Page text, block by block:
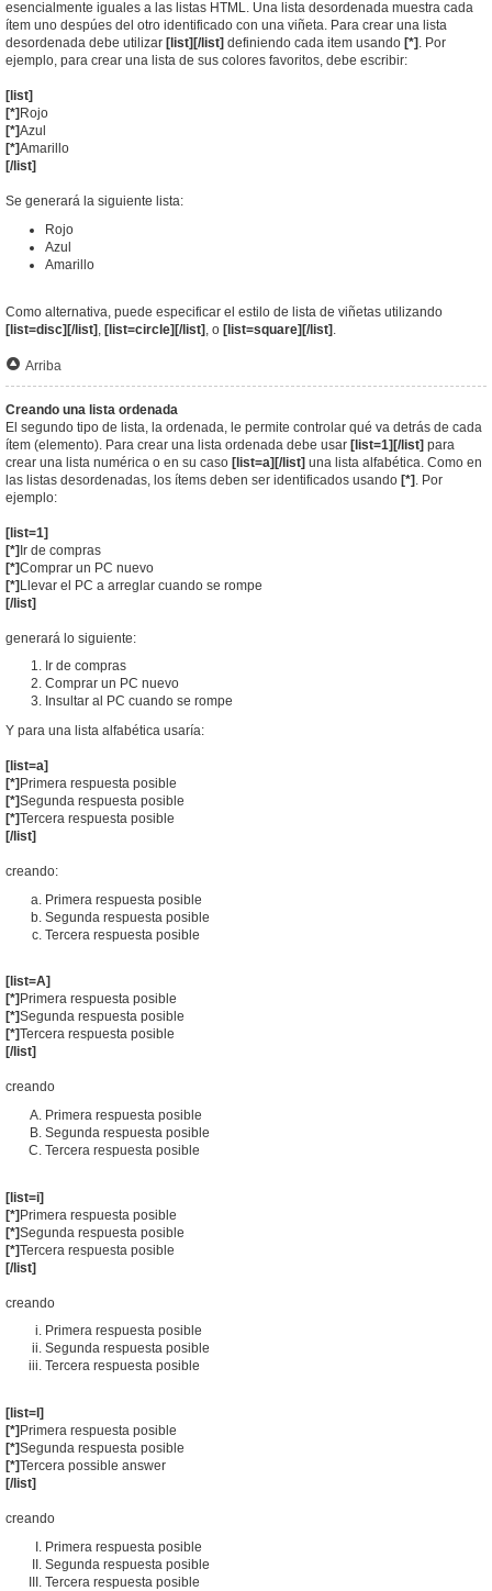
esencialmente iguales a las listas HTML. Una lista desordenada muestra cada
ítem uno despúes del otro identificado con una viñeta. Para crear una lista
desordenada debe utilizar [list][/list] definiendo cada item usando [*] . Por
ejemplo, para crear una lista de sus colores favoritos, debe escribir:
[list]
[*] Rojo
[*]Azul
[*]Amarillo
[/list]
Se generará la siguiente lista:
Rojo
Azul
Amarillo
Como alternativa, puede especificar el estilo de lista de viñetas utilizando
[list=disc][/list] [list=circle][/list] , o [list=square][/list]
Arriba
Creando una lista ordenada
El segundo tipo de lista, la ordenada, le permite controlar qué va detrás de cada
ítem (elemento). Para crear una lista ordenada debe usar [list=1][/list] para
crear una lista numérica o en su caso [list=a][/list] una lista alfabética. Como en
las listas desordenadas, los ítems deben ser identificados usando [*] . Por
ejemplo:
[list=1]
[*]Ir de compras
[*]Comprar un PC nuevo
[*]Llevar el PC a arreglar cuando se rompe
[/list]
generará lo siguiente:
Ir de compras
Comprar un PC nuevo
Insultar al PC cuando se rompe
Y para una lista alfabética usaría:
[list=a]
[*] Primera respuesta posible
[*]Segunda respuesta posible
[*]Tercera respuesta posible
[/list]
creando:
Primera respuesta posible
Segunda respuesta posible
Tercera respuesta posible
[list=A]
[*] Primera respuesta posible
[*]Segunda respuesta posible
[*]Tercera respuesta posible
[/list]
creando
Primera respuesta posible
Segunda respuesta posible
Tercera respuesta posible
[list=i]
[*]Primera respuesta posible
[*]Segunda respuesta posible
[*]Tercera respuesta posible
[/list]
creando
Primera respuesta posible
Segunda respuesta posible
Tercera respuesta posible
[list=I]
[*] Primera respuesta posible
[*]Segunda respuesta posible
[*]Tercera possible answer
[/list]
creando
Primera respuesta posible
Segunda respuesta posible
Tercera respuesta posible